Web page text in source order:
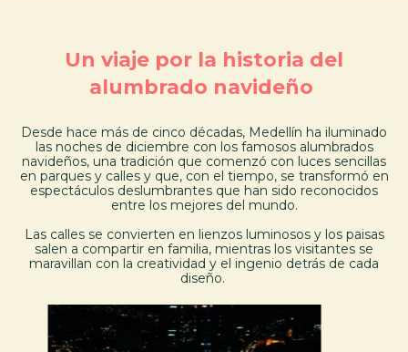
Un viaje por la historia del
alumbrado navideño
Desde hace más de cinco décadas, Medellín ha iluminado
las noches de diciembre con los famosos alumbrados
navideños, una tradición que comenzó con luces sencillas
en parques y calles y que, con el tiempo, se transformó en
espectáculos deslumbrantes que han sido reconocidos
entre los mejores del mundo.
Las calles se convierten en lienzos luminosos y los paisas
salen a compartir en familia, mientras los visitantes se
maravillan con la creatividad y el ingenio detrás de cada
diseño.